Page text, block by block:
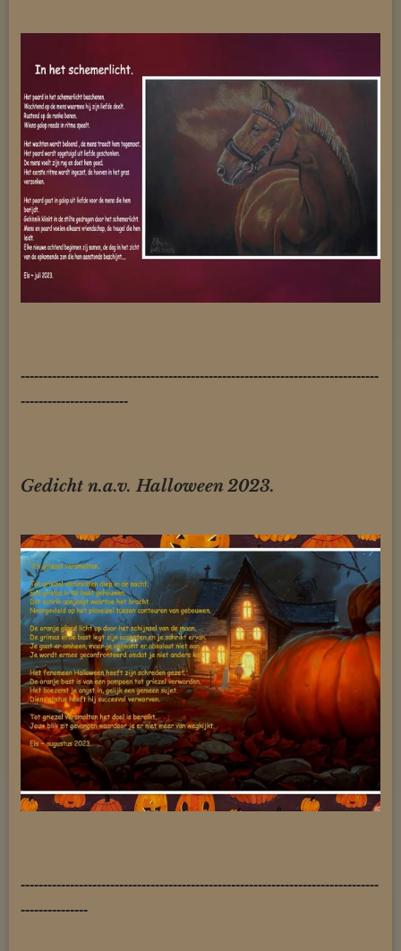
--------------------------------------------------------------------------------
------------------------
Gedicht n.a.v. Halloween 2023.
--------------------------------------------------------------------------------
---------------